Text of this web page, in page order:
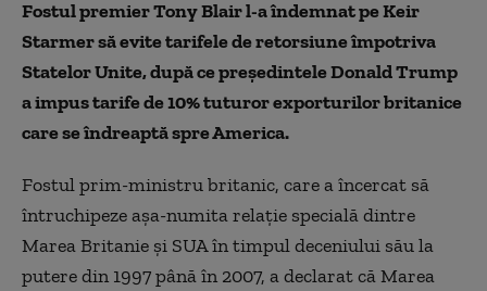
Fostul premier Tony Blair l-a îndemnat pe Keir
Starmer să evite tarifele de retorsiune împotriva
Statelor Unite, după ce președintele Donald Trump
a impus tarife de 10% tuturor exporturilor britanice
care se îndreaptă spre America.
Fostul prim-ministru britanic, care a încercat să
întruchipeze așa-numita relație specială dintre
Marea Britanie și SUA în timpul deceniului său la
putere din 1997 până în 2007, a declarat că Marea